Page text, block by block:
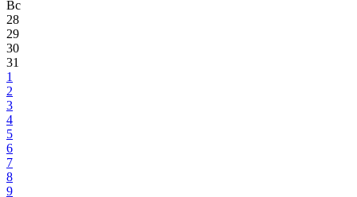
Вс
28
29
30
31
1
2
3
4
5
6
7
8
9